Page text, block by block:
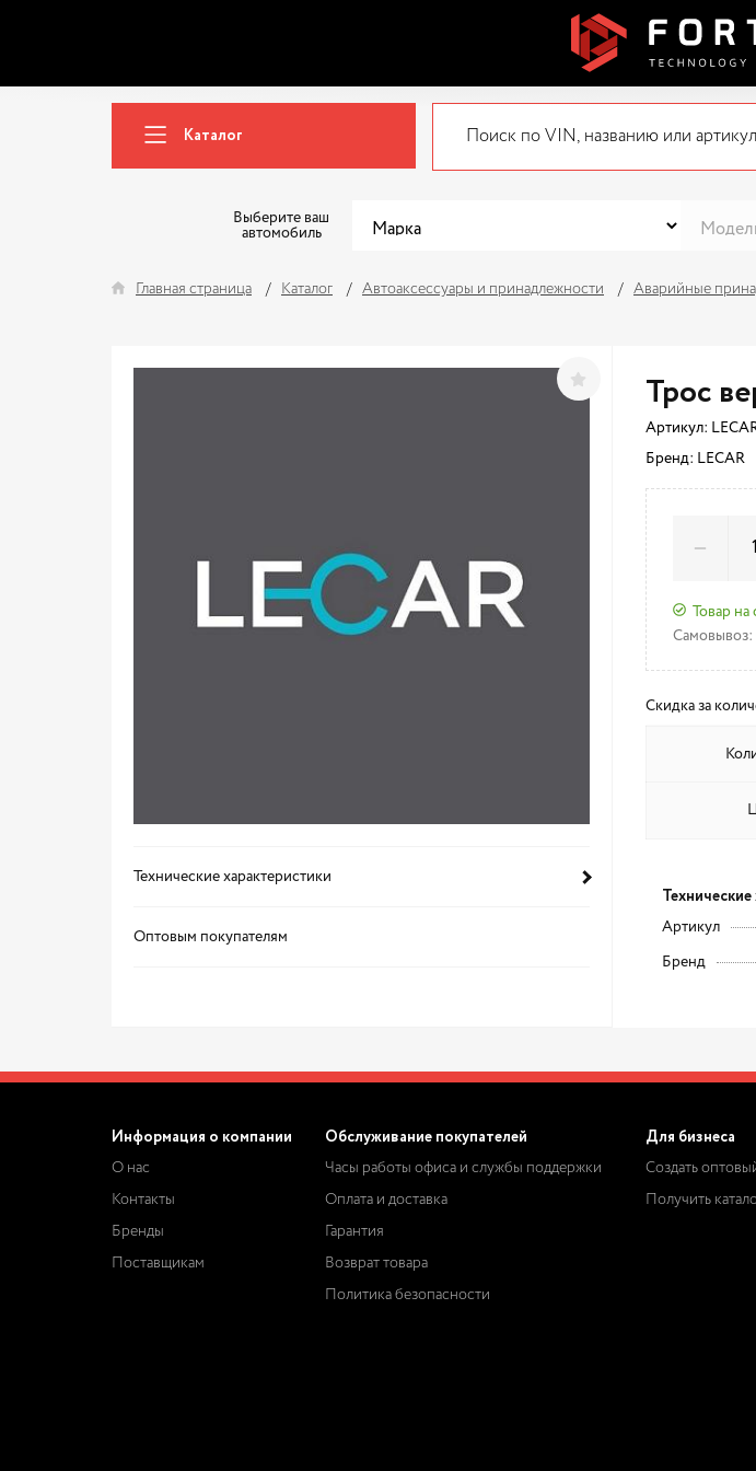
Каталог
Выберите ваш
автомобиль
Главная страница Каталог Автоаксессуары и принадлежности Аварийные
Технические характеристики
Оптовым покупателям
Трос
Артикул:
Бренд: LECAR
Товар на
Самовывоз:
Скидка за
Артикул
Бренд
Информация о компании
О нас
Контакты
Бренды
Поставщикам
Обслуживание покупателей
Часы работы офиса и службы поддержки
Оплата и доставка
Гарантия
Возврат товара
Политика безопасности
Для бизнеса
Создать
Получить